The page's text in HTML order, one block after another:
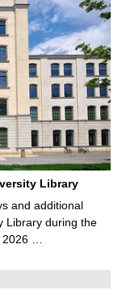
Library
and additional
Library during the
…